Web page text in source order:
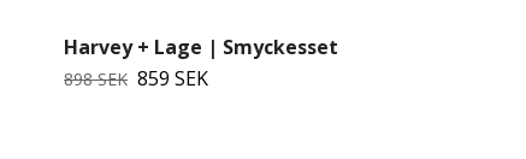
Harvey + Lage | Smyckesset
898 SEK 859 SEK